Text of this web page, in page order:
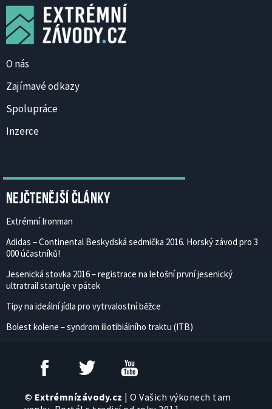
O nás
Zajímavé odkazy
Spolupráce
Inzerce
Nejčtenější články
Extrémní Ironman
Adidas – Continental Beskydská sedmička 2016. Horský závod pro 3
000 účastníků!
Jesenická stovka 2016 – registrace na letošní první jesenický
ultratrail startuje v pátek
Tipy na ideální jídla pro vytrvalostní běžce
Bolest kolene – syndrom iliotibiálního traktu (ITB)
© Extrémnízávody.cz | O Vašich výkonech tam